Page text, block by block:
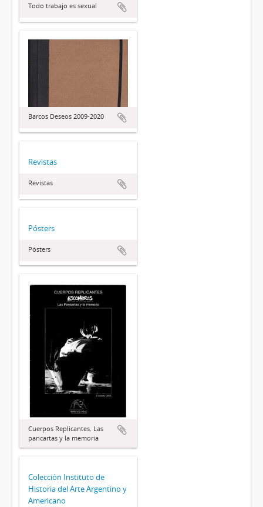
Todo trabajo es sexual
Barcos Deseos 2009-2020
Revistas
Revistas
Pósters
Pósters
Cuerpos Replicantes. Las
pancartas y la memoria
Colección Instituto de
Historia del Arte Argentino y
Americano